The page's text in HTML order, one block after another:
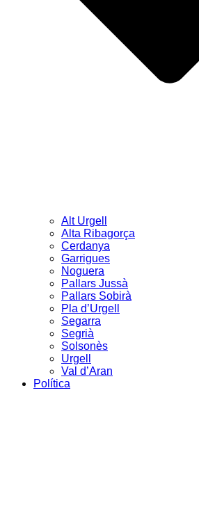
Alt Urgell
Alta Ribagorça
Cerdanya
Garrigues
Noguera
Pallars Jussà
Pallars Sobirà
Pla d’Urgell
Segarra
Segrià
Solsonès
Urgell
Val d’Aran
Política